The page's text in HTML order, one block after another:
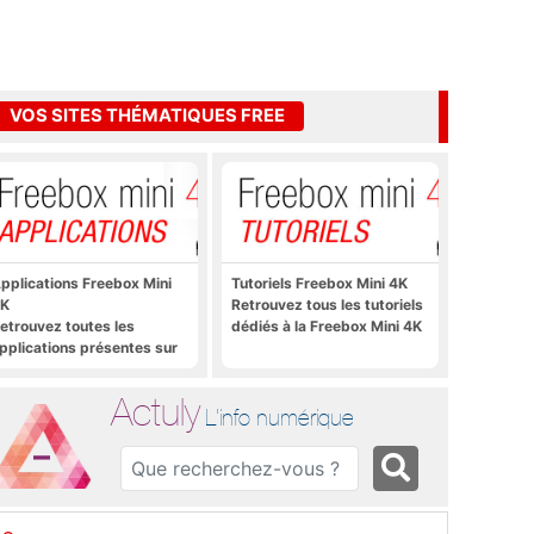
VOS SITES THÉMATIQUES FREE
Freebox Mini
toutes les
présentes sur
Tutoriels Freebox Mini 4K
Retrouvez tous les tutoriels
dédiés à la Freebox Mini 4K
Actuly L'info numérique